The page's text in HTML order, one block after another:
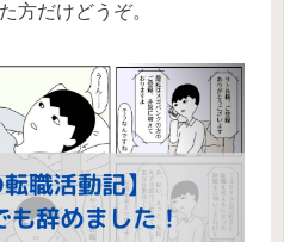
方だけどうぞ。